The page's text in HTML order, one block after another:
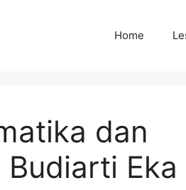
Home
dan
Eka